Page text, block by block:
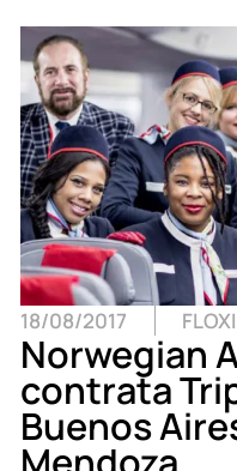
18/08/2017
Norwegian
contrata
Buenos
Mendoza